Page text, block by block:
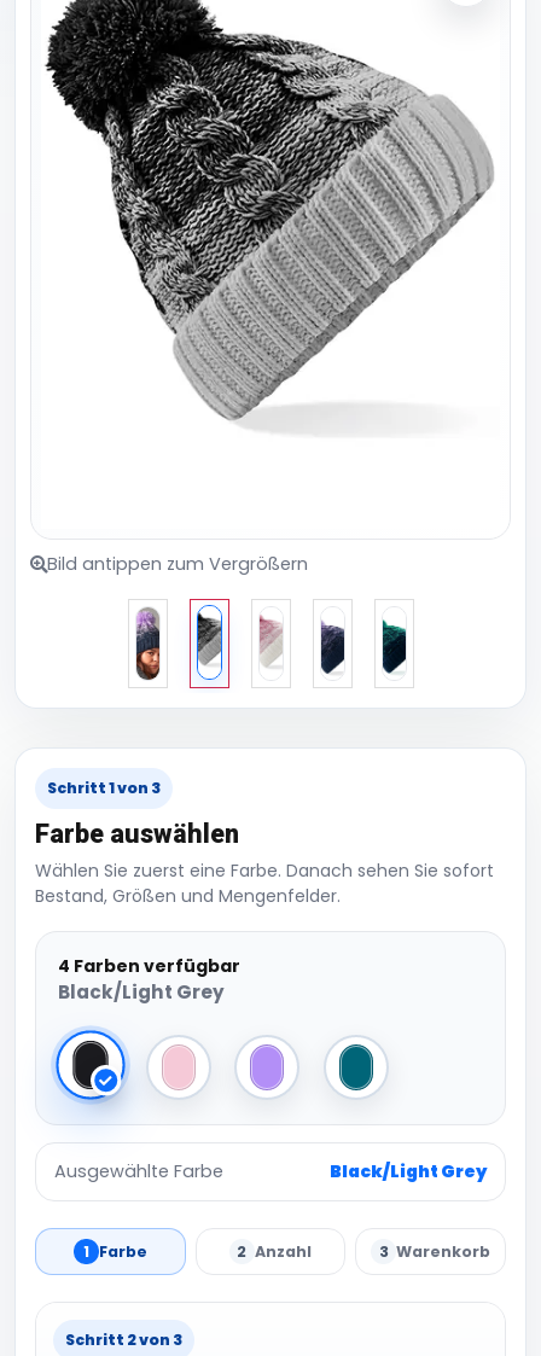
Bild antippen zum Vergrößern
Schritt 1 von 3
Farbe auswählen
Wählen Sie zuerst eine Farbe. Danach sehen Sie sofort
Bestand, Größen und Mengenfelder.
4 Farben verfügbar
Black/Light Grey
Black/Light GreyDusky Pink/Off WhiteLavender/French Navy
Teal/French Navy
Ausgewählte Farbe Black/Light Grey
1 Farbe 2 Anzahl 3 Warenkorb
Schritt 2 von 3